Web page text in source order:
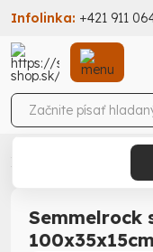
Infolinka: +421 911
Stav-Shop
Semmelrock schodiskový
Semmelrock